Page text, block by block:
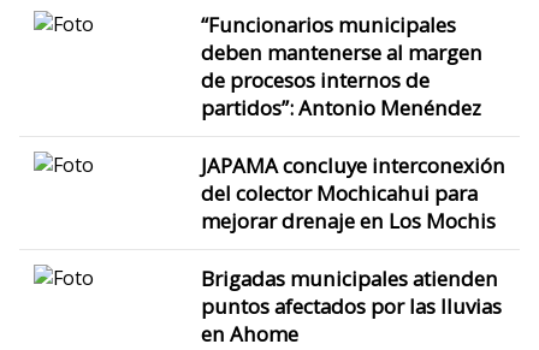
“Funcionarios municipales
deben mantenerse al margen
de procesos internos de
partidos”: Antonio Menéndez
JAPAMA concluye interconexión
del colector Mochicahui para
mejorar drenaje en Los Mochis
Brigadas municipales atienden
puntos afectados por las lluvias
en Ahome